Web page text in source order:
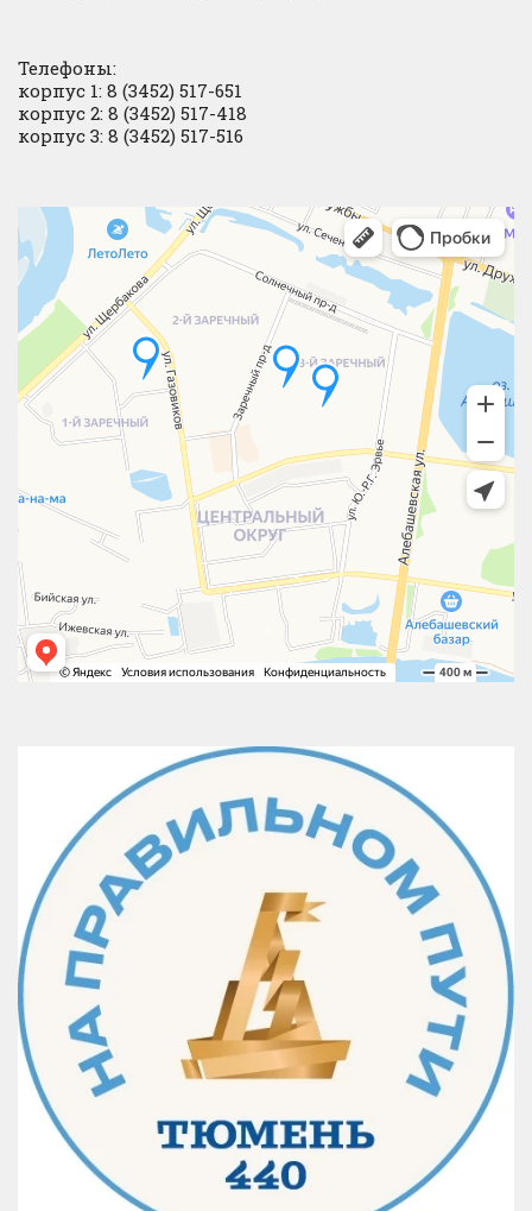
Телефоны:
корпус 1: 8 (3452) 517-651
корпус 2: 8 (3452) 517-418
корпус 3: 8 (3452) 517-516